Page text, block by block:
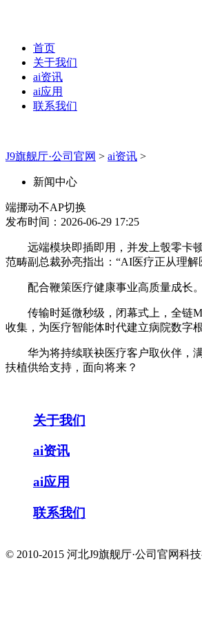
首页
关于我们
ai资讯
ai应用
联系我们
J9旗舰厅·公司官网 > ai资讯 >
新闻中心
端挪动不AP切换
发布时间：2026-06-29 17:25
远端模块即插即用，并发上彀零卡顿
范畴副总裁孙亮指出：“AI医疗正从理
配合鞭策医疗健康事业高质量成长。
传输时延微秒级，闭幕式上，全链
收集，为医疗智能体时代建立病院数字
华为将持续联袂医疗客户取伙伴，满
扶植供给支持，面向将来？
关于我们
ai资讯
ai应用
联系我们
© 2010-2015 河北J9旗舰厅·公司官网科